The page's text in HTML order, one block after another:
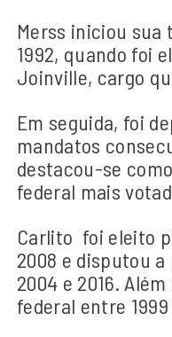
Merss iniciou
1992, quando foi
Joinville, cargo
Em seguida, foi
mandatos
destacou-se
federal mais
Carlito foi eleito
2008 e disputou
2004 e 2016.
federal entre 1999